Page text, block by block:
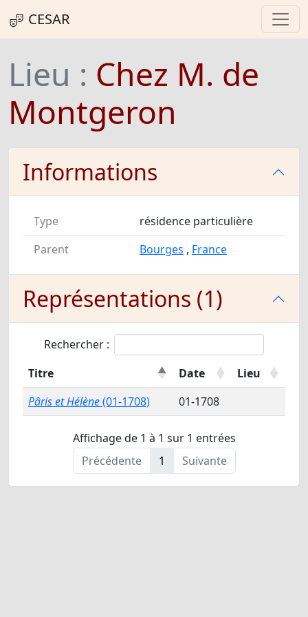
CESAR
Lieu : Chez M. de
Montgeron
Informations
Type
résidence particulière
Parent
Bourges , France
Représentations (1)
Rechercher :
Titre
Date
Lieu
Pâris et Hélène(01-1708) 01-1708
Affichage de 1 à 1 sur 1 entrées
Précédente
1 Suivante